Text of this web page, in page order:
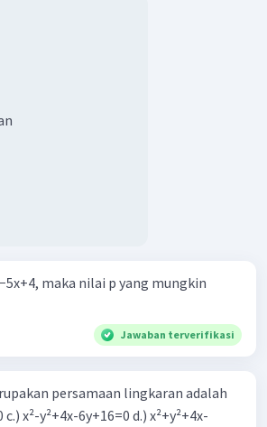
maka nilai p yang mungkin
Jawaban terverifikasi
persamaan lingkaran adalah
x²-y²+4x-6y+16=0 d.) x²+y²+4x-